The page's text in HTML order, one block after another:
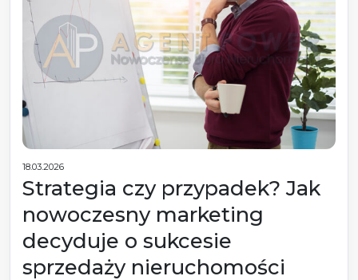
18.03.2026
Strategia czy przypadek? Jak
nowoczesny marketing
decyduje o sukcesie
sprzedaży nieruchomości